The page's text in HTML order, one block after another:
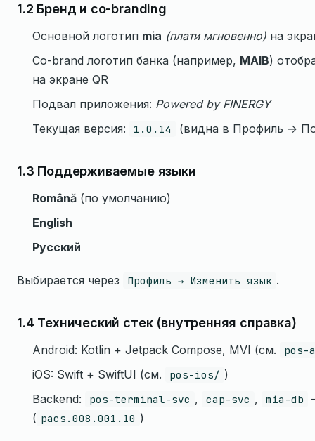
1.2 Бренд и co-branding
Основной логотип mia (плати мгновенно) на
Co-brand логотип банка (например, MAIB)
на экране QR
Подвал приложения: Powered by FINERGY
Текущая версия:
1.0.14 (видна в Профиль →
1.3 Поддерживаемые языки
Română (по умолчанию)
English
Русский
Выбирается через Профиль → Изменить язык .
1.4 Технический стек (внутренняя справка)
Android: Kotlin + Jetpack Compose, MVI (см. pos-
iOS: Swift + SwiftUI (см. pos-ios/ )
Backend:
pos-terminal-svc , cap-svc , mia-db
( pacs.008.001.10 )